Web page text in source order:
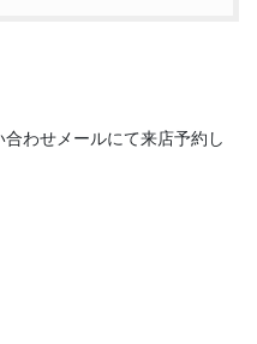
わせメールにて来店予約し